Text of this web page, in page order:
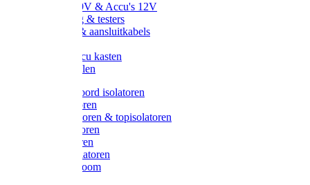
Batterijen 9V & Accu's 12V
Beveiliging & testers
Kabelsets & aansluitkabels
Metalen accu kasten
Zonnepanelen
Draad & koord isolatoren
Ringisolatoren
Extra isolatoren & topisolatoren
Hoekisolatoren
Lintisolatoren
Afstandisolatoren
Isolatorenboom